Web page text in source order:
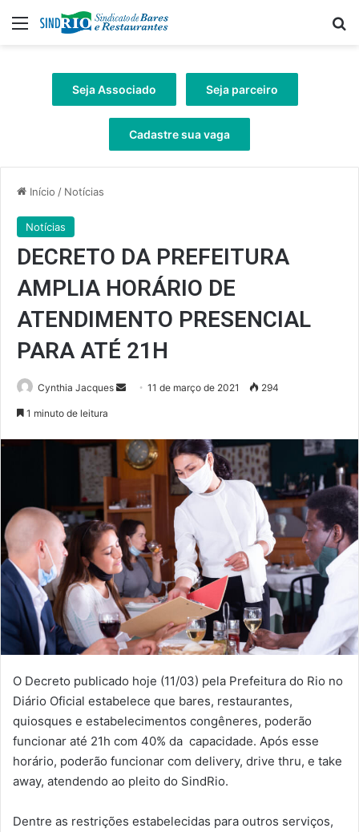
Menu
Seja Associado Seja parceiro
Cadastre sua vaga
Início / Notícias
Notícias
DECRETO DA PREFEITURA
AMPLIA HORÁRIO DE
ATENDIMENTO PRESENCIAL
PARA ATÉ 21H
Cynthia Jacques
Mande
mail
11 de março de 2021 294
1 minuto de leitura
O Decreto publicado hoje (11/03) pela Prefeitura do Rio no
Diário Oficial estabelece que bares, restaurantes,
quiosques e estabelecimentos congêneres, poderão
funcionar até 21h com 40% da capacidade. Após esse
horário, poderão funcionar com delivery, drive thru, e take
away, atendendo ao pleito do SindRio.
Dentre as restrições estabelecidas para outros serviços,